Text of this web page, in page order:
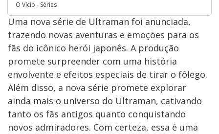
O Vício - Séries
Uma nova série de Ultraman foi anunciada,
trazendo novas aventuras e emoções para os
fãs do icônico herói japonês. A produção
promete surpreender com uma história
envolvente e efeitos especiais de tirar o fôlego.
Além disso, a nova série promete explorar
ainda mais o universo do Ultraman, cativando
tanto os fãs antigos quanto conquistando
novos admiradores. Com certeza, essa é uma